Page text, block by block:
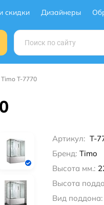
скидки Дизайнеры
T-7770
Артикул: T-
Бренд: Timo
Высота мм.:
Высота
Вид поддона: